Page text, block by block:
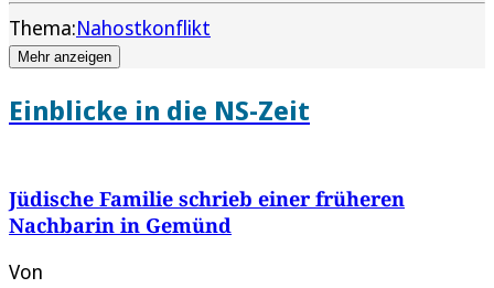
Thema:Nahostkonflikt
Mehr anzeigen
Einblicke in die NS-Zeit
Jüdische Familie schrieb einer früheren
Nachbarin in Gemünd
Von